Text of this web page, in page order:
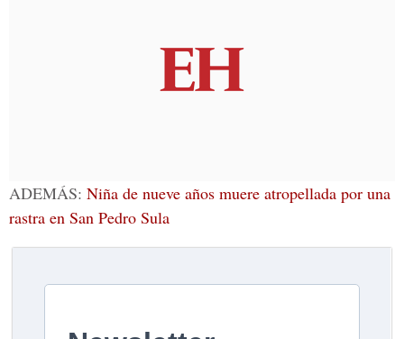
ADEMÁS: Niña de nueve años muere atropellada por una
rastra en San Pedro Sula